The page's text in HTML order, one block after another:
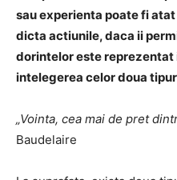
sau experienta poate fi
dicta actiunile, daca ii
dorintelor este reprezentat
intelegerea celor doua
„Vointa, cea mai de pret
Baudelaire